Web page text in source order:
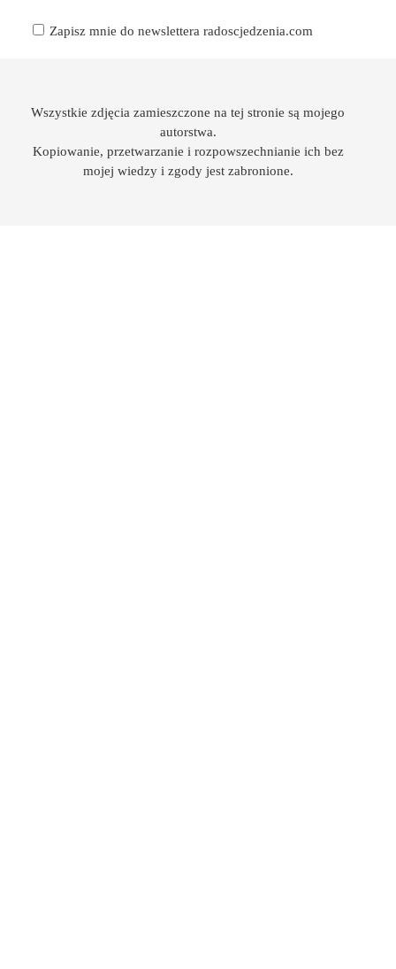
Zapisz mnie do newslettera radoscjedzenia.com
Wszystkie zdjęcia zamieszczone na tej stronie są mojego
autorstwa.
Kopiowanie, przetwarzanie i rozpowszechnianie ich bez
mojej wiedzy i zgody jest zabronione.